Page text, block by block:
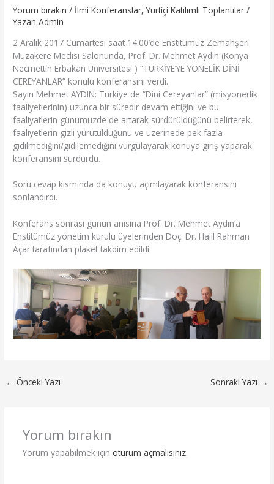
Yorum bırakın / İlmi Konferanslar,Yurtiçi Katılımlı Toplantılar /
Yazan Admin
2 Aralık 2017 Cumartesi saat 14.00’de Enstitümüz Zemahşerī
Müzakere Meclisi Salonunda, Prof. Dr. Mehmet Aydın (Konya
Necmettin Erbakan Üniversitesi ) “TÜRKİYE’YE YÖNELİK DİNİ
CEREYANLAR” konulu konferansını verdi.
Sayın Mehmet AYDIN: Türkiye de “Dini Cereyanlar” (misyonerlik
faaliyetlerinin) uzunca bir süredir devam ettiğini ve bu
faaliyatlerin günümüzde de artarak sürdürüldüğünü belirterek,
faaliyetlerin gizli yürütüldüğünü ve üzerinede pek fazla
gidilmediğini/gidilemediğini vurgulayarak konuya giriş yaparak
konferansını sürdürdü.
Soru cevap kısmında da konuyu açımlayarak konferansını
sonlandırdı.
Konferans sonrası günün anısına Prof. Dr. Mehmet Aydın’a
Enstitümüz yönetim kurulu üyelerinden Doç. Dr. Halil Rahman
Açar tarafından plaket takdim edildi.
← Önceki Yazı Sonraki Yazı →
Yorum bırakın
Yorum yapabilmek için oturum açmalısınız.